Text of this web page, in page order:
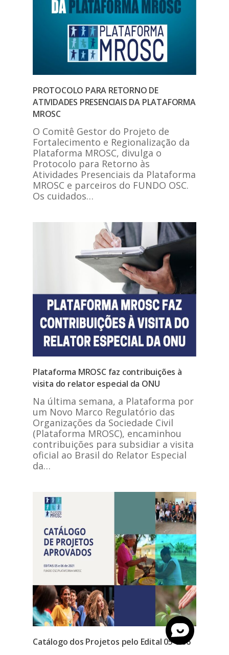
PROTOCOLO PARA RETORNO DE
ATIVIDADES PRESENCIAIS DA PLATAFORMA
MROSC
O Comitê Gestor do Projeto de
Fortalecimento e Regionalização da
Plataforma MROSC, divulga o
Protocolo para Retorno às
Atividades Presenciais da Plataforma
MROSC e parceiros do FUNDO OSC.
Os cuidados…
Plataforma MROSC faz contribuições à
visita do relator especial da ONU
Na última semana, a Plataforma por
um Novo Marco Regulatório das
Organizações da Sociedade Civil
(Plataforma MROSC), encaminhou
contribuições para subsidiar a visita
oficial ao Brasil do Relator Especial
da…
Catálogo dos Projetos pelo Edital 05 e 06